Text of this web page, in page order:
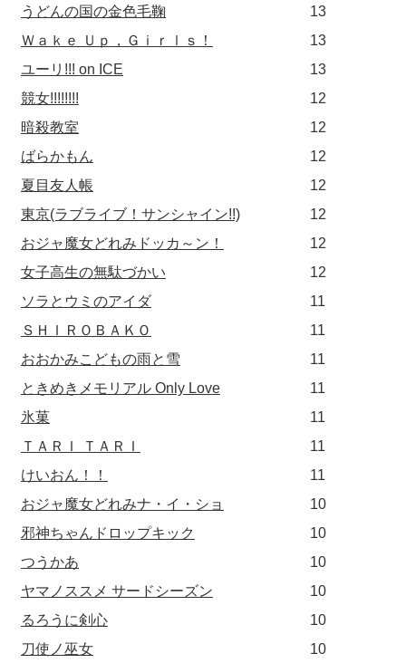
うどんの国の金色毛鞠
13
Ｗａｋｅ Ｕｐ，Ｇｉｒｌｓ！
13
ユーリ!!! on ICE
13
競女!!!!!!!!
12
暗殺教室
12
ばらかもん
12
夏目友人帳
12
東京(ラブライブ！サンシャイン!!)
12
おジャ魔女どれみドッカ～ン！
12
女子高生の無駄づかい
12
ソラとウミのアイダ
11
ＳＨＩＲＯＢＡＫＯ
11
おおかみこどもの雨と雪
11
ときめきメモリアル Only Love
11
氷菓
11
ＴＡＲＩ ＴＡＲＩ
11
けいおん！！
11
おジャ魔女どれみナ・イ・ショ
10
邪神ちゃんドロップキック
10
つうかあ
10
ヤマノススメ サードシーズン
10
るろうに剣心
10
刀使ノ巫女
10